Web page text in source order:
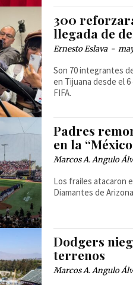
300
llegada de
Ernesto Eslava -
Son 70 integrantes
en Tijuana desde el
FIFA.
Padres
en la
Marcos A. Angulo
Los frailes atacaron
Dodgers
terrenos
Marcos A. Angulo